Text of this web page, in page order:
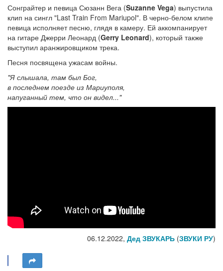
Сонграйтер и певица Сюзанн Вега (Suzanne Vega) выпустила
клип на сингл "Last Train From Mariupol". В черно-белом клипе
певица исполняет песню, глядя в камеру. Ей аккомпанирует
на гитаре Джерри Леонард (Gerry Leonard), который также
выступил аранжировщиком трека.
Песня посвящена ужасам войны.
"Я слышала, там был Бог,
в последнем поезде из Мариуполя,
напуганный тем, что он видел..."
06.12.2022, Дед ЗВУКАРЬ (ЗВУКИ РУ)